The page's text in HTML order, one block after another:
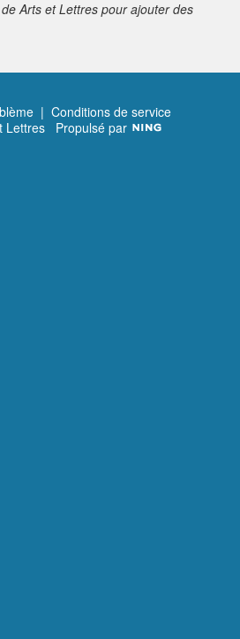
Arts et Lettres pour ajouter des
| Conditions de service
Lettres Propulsé par